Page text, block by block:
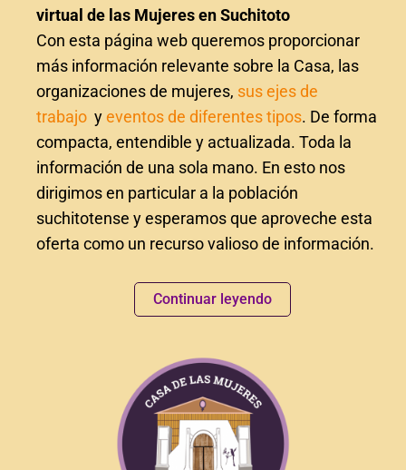
virtual de las Mujeres en Suchitoto
Con esta página web queremos proporcionar
más información relevante sobre la Casa, las
organizaciones de mujeres, susejes de
trabajo yeventosde diferentes tipos. De forma
compacta, entendible y actualizada. Toda la
información de una sola mano. En esto nos
dirigimos en particular a la población
suchitotense y esperamos que aproveche esta
oferta como un recurso valioso de información.
Continuar leyendo